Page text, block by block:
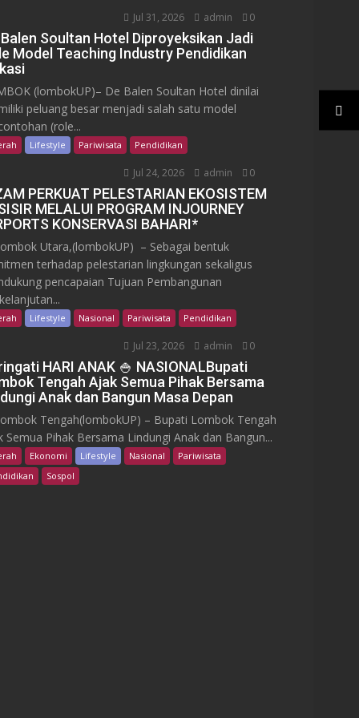
Jul 31, 2026 admin 0
Balen Soultan Hotel Diproyeksikan Jadi
Model Teaching Industry Pendidikan
(lombokUP)– De Balen Soultan Hotel dinilai
peluang besar menjadi salah satu model
(role...
Lifestyle Pariwisata Pendidikan
Jul 24, 2026 admin 0
PERKUAT PELESTARIAN EKOSISTEM
MELALUI PROGRAM INJOURNEY
KONSERVASI BAHARI*
Utara,(lombokUP) – Sebagai bentuk
terhadap pelestarian lingkungan sekaligus
pencapaian Tujuan Pembangunan
Lifestyle Nasional Pariwisata Pendidikan
Jul 23, 2026 admin 0
HARI ANAK 🍚 NASIONALBupati
Tengah Ajak Semua Pihak Bersama
Anak dan Bangun Masa Depan
Tengah(lombokUP) – Bupati Lombok Tengah
Semua Pihak Bersama Lindungi Anak dan Bangun...
Ekonomi Lifestyle Nasional
Pariwisata
Sospol